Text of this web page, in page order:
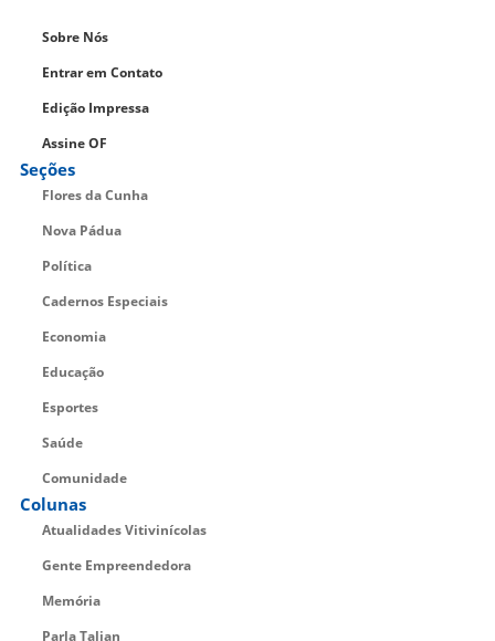
Sobre Nós
Entrar em Contato
Edição Impressa
Assine OF
Seções
Flores da Cunha
Nova Pádua
Política
Cadernos Especiais
Economia
Educação
Esportes
Saúde
Comunidade
Colunas
Atualidades Vitivinícolas
Gente Empreendedora
Memória
Parla Talian